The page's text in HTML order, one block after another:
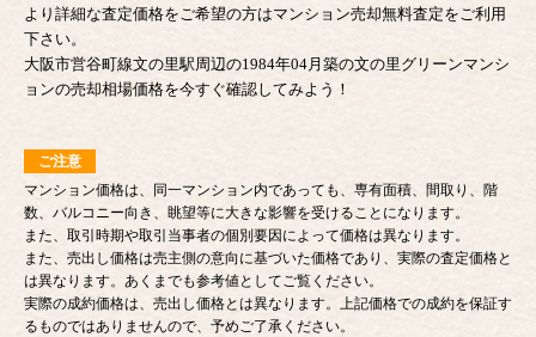
より詳細な査定価格をご希望の方はマンション売却無料査定をご利用
下さい。
大阪市営谷町線文の里駅周辺の1984年04月築の文の里グリーンマンシ
ョンの売却相場価格を今すぐ確認してみよう！
ご注意
マンション価格は、同一マンション内であっても、専有面積、間取り、階
数、バルコニー向き、眺望等に大きな影響を受けることになります。
また、取引時期や取引当事者の個別要因によって価格は異なります。
また、売出し価格は売主側の意向に基づいた価格であり、実際の査定価格と
は異なります。あくまでも参考値としてご覧ください。
実際の成約価格は、売出し価格とは異なります。上記価格での成約を保証す
るものではありませんので、予めご了承ください。